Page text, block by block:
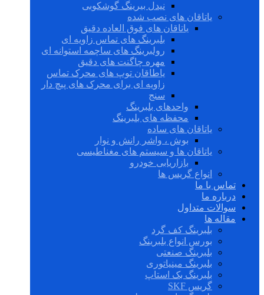
نیدل بیرینگ گوشکوبی
یاتاقان های نصب شده
یاتاقان های فوق العاده دقیق
بلبرینگ های تماس زاویه ای
رولبرینگ های ساچمه استوانه ای
مهره چاگنت های دقیق
یاطاقان توپ های محرک تماس
زاویه ای برای محرک های پیچ دار
سنج
واحدهای بلبرینگ
محفظه های بلبرینگ
یاتاقان های ساده
بوش ، واشر رانش و نوار
یاتاقان ها و سیستم های مغناطیسی
بازاریابی خودرو
انواع گریس ها
تماس با ما
درباره ما
سوالات متداول
مقاله ها
بلبرینگ کف گرد
بورس انواع بلبرینگ
بلبرینگ صنعتی
بلبرینگ مینیاتوری
بلبرینگ بک استاپ
گریس SKF